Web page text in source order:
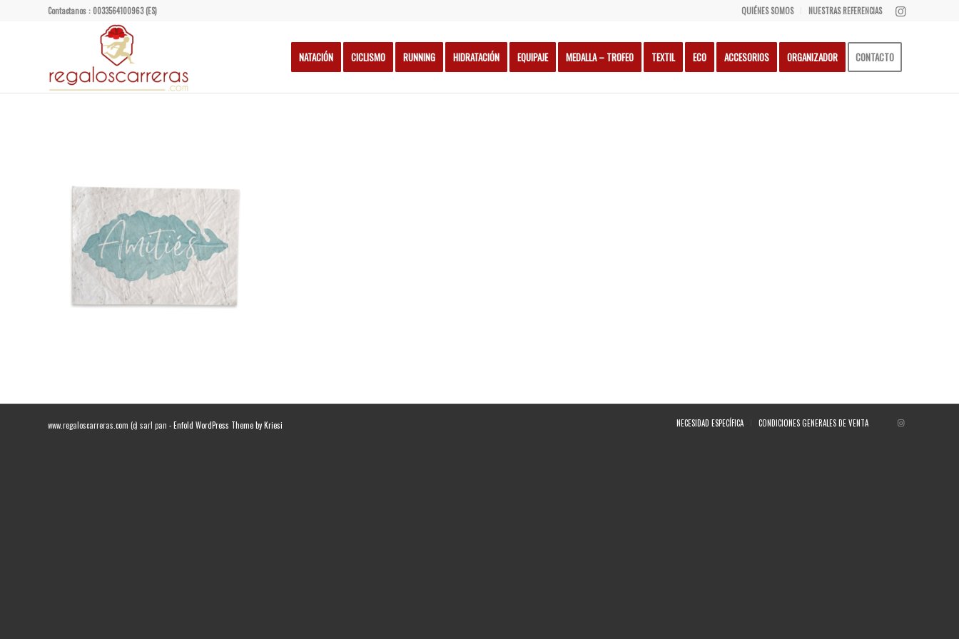
QUIÉNES SOMOS NUESTRAS REFERENCIAS
Contactanos : 0033564100963 (ES)
NATACIÓN CICLISMO RUNNING HIDRATACIÓN EQUIPAJE MEDALLA – TROFEO TEXTIL ECO ACCESORIOS ORGANIZADOR CONTACTO
www.regaloscarreras.com (c) sarl pan -Enfold WordPress Theme by Kriesi NECESIDAD ESPECÍFICA CONDICIONES GENERALES DE VENTA